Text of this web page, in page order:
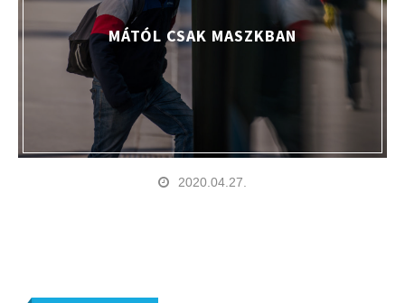
MÁTÓL CSAK MASZKBAN
2020.04.27.